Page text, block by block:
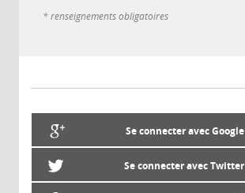
* renseignements obligatoires
Se connecter avec Google
Se connecter avec Twitter